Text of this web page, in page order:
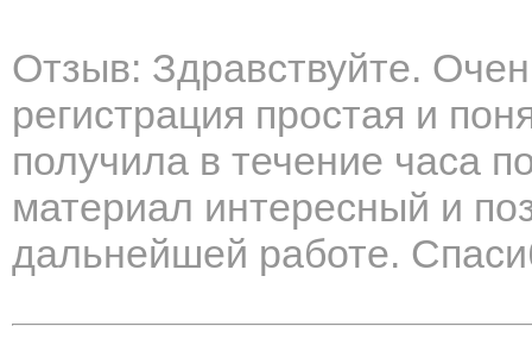
Отзыв: Здравствуйте.
регистрация простая и
получила в течение часа
материал интересный и
дальнейшей работе.